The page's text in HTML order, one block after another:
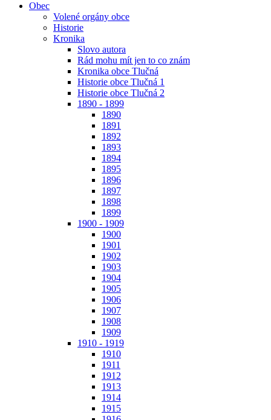
Obec
Volené orgány obce
Historie
Kronika
Slovo autora
Rád mohu mít jen to co znám
Kronika obce Tlučná
Historie obce Tlučná 1
Historie obce Tlučná 2
1890 - 1899
1890
1891
1892
1893
1894
1895
1896
1897
1898
1899
1900 - 1909
1900
1901
1902
1903
1904
1905
1906
1907
1908
1909
1910 - 1919
1910
1911
1912
1913
1914
1915